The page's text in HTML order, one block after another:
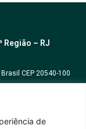
de
Região – RJ
CEP 20540-100